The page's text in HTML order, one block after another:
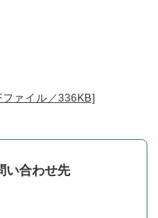
ァイル／336KB]
い合わせ先